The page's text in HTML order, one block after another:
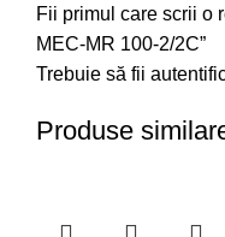
Fii primul care scrii o
MEC-MR 100-2/2C”
Trebuie să fii
Produse